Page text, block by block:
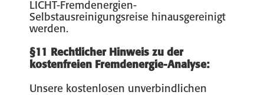
LICHT-Fremdenergien-
Selbstausreinigungsreise hinausgereinigt
werden.
§11 Rechtlicher Hinweis zu der
kostenfreien Fremdenergie-Analyse:
Unsere kostenlosen unverbindlichen